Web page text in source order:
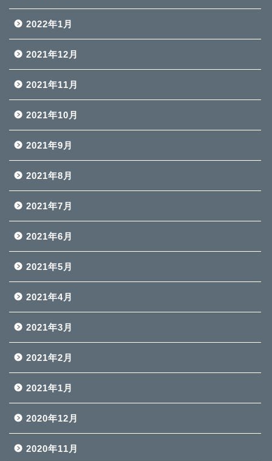
2022年1月
2021年12月
2021年11月
2021年10月
2021年9月
2021年8月
2021年7月
2021年6月
2021年5月
2021年4月
2021年3月
2021年2月
2021年1月
2020年12月
2020年11月